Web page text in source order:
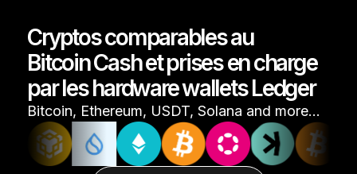
Cryptos comparables au
Bitcoin Cash et prises en charge
par les hardware wallets Ledger
Bitcoin, Ethereum, USDT, Solana and more…